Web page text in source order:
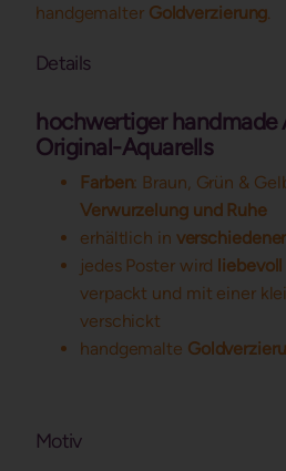
handgemalter Goldverzierung.
Details
hochwertiger handmade
Original-Aquarells
Farben: Braun, Grün &
Verwurzelung und Ruhe
erhältlich in
jedes Poster wird liebevoll
verpackt und mit einer
verschickt
handgemalte
Motiv